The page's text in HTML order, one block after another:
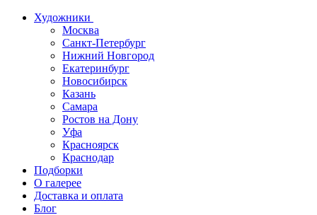
Художники
Москва
Санкт-Петербург
Нижний Новгород
Екатеринбург
Новосибирск
Казань
Самара
Ростов на Дону
Уфа
Красноярск
Краснодар
Подборки
О галерее
Доставка и оплата
Блог